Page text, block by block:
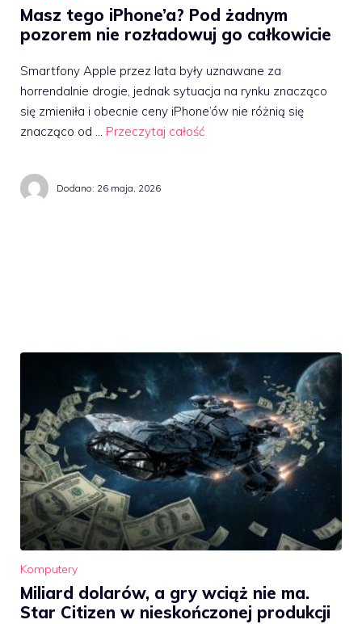
Masz tego iPhone’a? Pod żadnym
pozorem nie rozładowuj go całkowicie
Smartfony Apple przez lata były uznawane za
horrendalnie drogie, jednak sytuacja na rynku znacząco
się zmieniła i obecnie ceny iPhone’ów nie różnią się
znacząco od … Przeczytaj całość
Dodano: 26 maja, 2026
Komputery
Miliard dolarów, a gry wciąż nie ma.
Star Citizen w nieskończonej produkcji